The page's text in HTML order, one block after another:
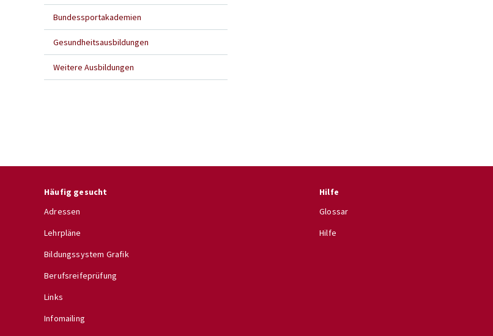
Bundessportakademien
Gesundheitsausbildungen
Weitere Ausbildungen
Häufig gesucht
Adressen
Lehrpläne
Bildungssystem Grafik
Berufsreifeprüfung
Links
Infomailing
Hilfe
Glossar
Hilfe